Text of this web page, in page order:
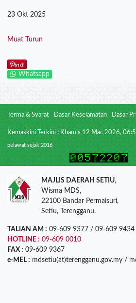
23 Okt 2025
Muat Turun
Whatsapp
Terma & Syarat Dasar Keselamatan Dasar
Kemaskini Terkini : Khamis 12 Mac 2026,
pelawat sejak 2016
MAJLIS DAERAH SETIU,
Wisma MDS,
22100 Bandar Permaisuri,
Setiu, Terengganu.
TALIAN AM : 09-609 9377 / 09-609
HOTLINE : 09-609 0010
FAX : 09-609 9367
e-MEL : mdsetiu(at)terengganu.gov.my /